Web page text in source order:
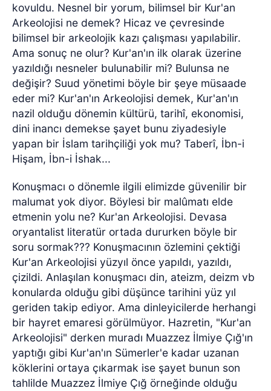
kovuldu. Nesnel bir yorum, bilimsel bir Kur'an
Arkeolojisi ne demek? Hicaz ve çevresinde
bilimsel bir arkeolojik kazı çalışması yapılabilir.
Ama sonuç ne olur? Kur'an'ın ilk olarak üzerine
yazıldığı nesneler bulunabilir mi? Bulunsa ne
değişir? Suud yönetimi böyle bir şeye müsaade
eder mi? Kur'an'ın Arkeolojisi demek, Kur'an'ın
nazil olduğu dönemin kültürü, tarihî, ekonomisi,
dini inancı demekse şayet bunu ziyadesiyle
yapan bir İslam tarihçiliği yok mu? Taberî, İbn-i
Hişam, İbn-i İshak...
Konuşmacı o dönemle ilgili elimizde güvenilir bir
malumat yok diyor. Böylesi bir malûmatı elde
etmenin yolu ne? Kur'an Arkeolojisi. Devasa
oryantalist literatür ortada dururken böyle bir
soru sormak??? Konuşmacının özlemini çektiği
Kur'an Arkeolojisi yüzyıl önce yapıldı, yazıldı,
çizildi. Anlaşılan konuşmacı din, ateizm, deizm vb
konularda olduğu gibi düşünce tarihini yüz yıl
geriden takip ediyor. Ama dinleyicilerde herhangi
bir hayret emaresi görülmüyor. Hazretin, "Kur'an
Arkeolojisi" derken muradı Muazzez İlmiye Çığ'ın
yaptığı gibi Kur'an'ın Sümerler'e kadar uzanan
köklerini ortaya çıkarmak ise şayet bunun son
tahlilde Muazzez İlmiye Çığ örneğinde olduğu